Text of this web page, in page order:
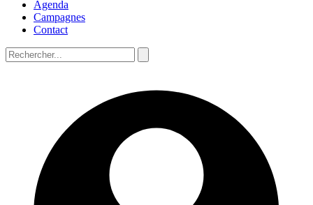
Agenda
Campagnes
Contact